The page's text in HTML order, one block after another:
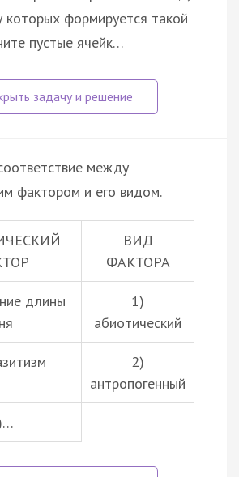
которых формируется такой
пустые ячейк…
между
фактором и его видом.
ВИД
ФАКТОРА
длины
1)
абиотический
2)
антропогенный